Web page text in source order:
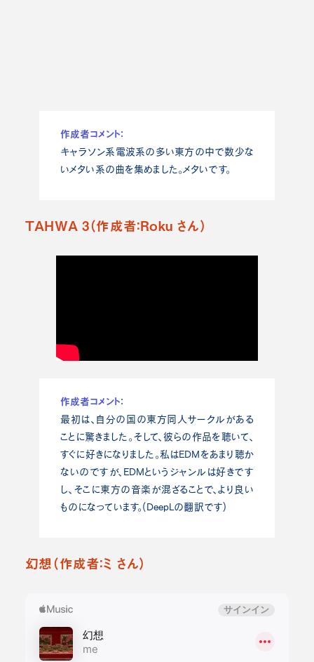
作成者コメント：
キャラソン系電波系の多い東方の中で数少な
いメタい系の曲を集めました。メタいです。
TAHWA 3（作成者：Roku さん）
作成者コメント：
最初は、自分の国の東方同人サークルがある
ことに驚きました。そして、彼らの作品を聴いて、
すぐに好きになりました。私はEDMをあまり聴か
ないのですが、EDMというジャンルは好きです
し、そこに東方の音楽が混ざることで、より良い
ものになっています。(DeepLの翻訳です)
幻想（作成者：ミ さん）